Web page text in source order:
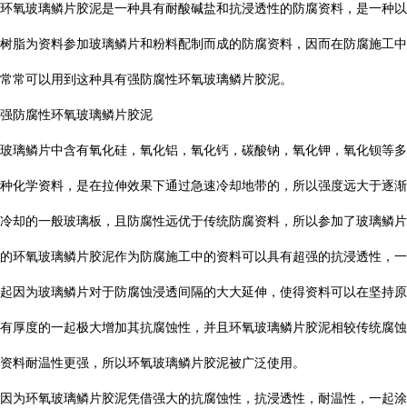
环氧玻璃鳞片胶泥是一种具有耐酸碱盐和抗浸透性的防腐资料，是一种以
树脂为资料参加玻璃鳞片和粉料配制而成的防腐资料，因而在防腐施工中
常常可以用到这种具有强防腐性环氧玻璃鳞片胶泥。
强防腐性环氧玻璃鳞片胶泥
玻璃鳞片中含有氧化硅，氧化铝，氧化钙，碳酸钠，氧化钾，氧化钡等多
种化学资料，是在拉伸效果下通过急速冷却地带的，所以强度远大于逐渐
冷却的一般玻璃板，且防腐性远优于传统防腐资料，所以参加了玻璃鳞片
的环氧玻璃鳞片胶泥作为防腐施工中的资料可以具有超强的抗浸透性，一
起因为玻璃鳞片对于防腐蚀浸透间隔的大大延伸，使得资料可以在坚持原
有厚度的一起极大增加其抗腐蚀性，并且环氧玻璃鳞片胶泥相较传统腐蚀
资料耐温性更强，所以环氧玻璃鳞片胶泥被广泛使用。
因为环氧玻璃鳞片胶泥凭借强大的抗腐蚀性，抗浸透性，耐温性，一起涂